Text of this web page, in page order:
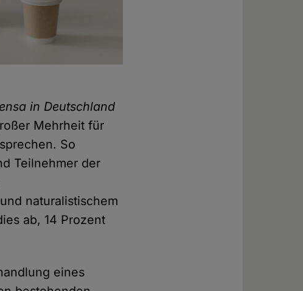
in Deutschland
Mehrheit für
So
Teilnehmer der
naturalistischem
ab, 14 Prozent
eines